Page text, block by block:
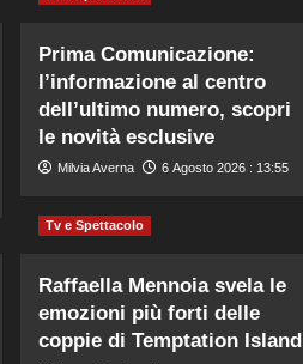
Prima Comunicazione:
l’informazione al centro
dell’ultimo numero, scopri
le novità esclusive
Milvia Averna 6 Agosto 2026 : 13:55
Tv e Spettacolo
Raffaella Mennoia svela le
emozioni più forti delle
coppie di Temptation Island